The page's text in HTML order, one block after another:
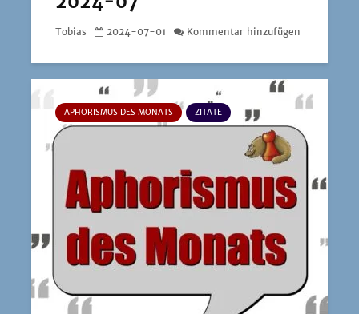
Tobias 2024-07-01 Kommentar hinzufügen
APHORISMUS DES MONATS ZITATE